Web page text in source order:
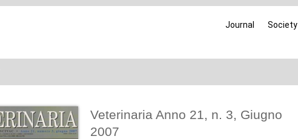
Journal Society
Veterinaria Anno 21, n. 3, Giugno
2007